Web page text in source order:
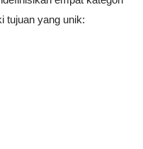
tujuan yang unik: